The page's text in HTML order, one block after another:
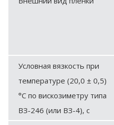
Условная вязкость при
температуре (20,0 ± 0,5)
°С по вискозиметру типа
ВЗ-246 (или ВЗ-4), с